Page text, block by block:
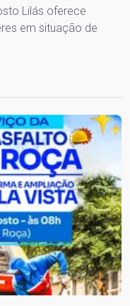
Lilás oferece
em situação de